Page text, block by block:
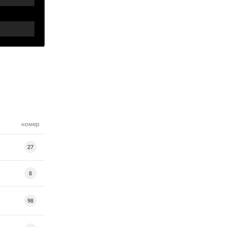
номер
27
8
98